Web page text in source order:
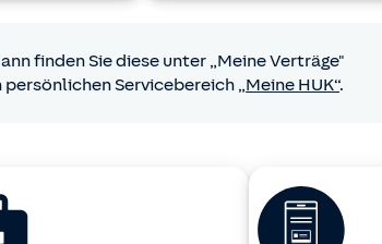
finden Sie diese unter „Meine Verträge"
persönlichen Servicebereich „Meine HUK“.